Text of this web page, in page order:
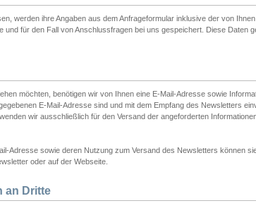
werden ihre Angaben aus dem Anfrageformular inklusive der von
für den Fall von Anschlussfragen bei uns gespeichert. Diese Daten
möchten, benötigen wir von Ihnen eine E-Mail-Adresse sowie
E-Mail-Adresse sind und mit dem Empfang des Newsletters
wir ausschließlich für den Versand der angeforderten
Adresse sowie deren Nutzung zum Versand des Newsletters können
oder auf der Webseite.
an Dritte